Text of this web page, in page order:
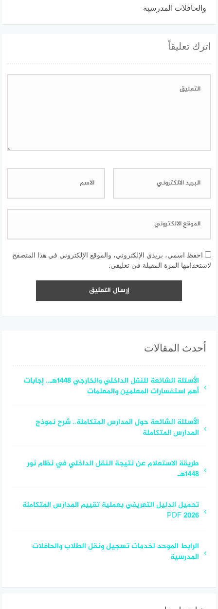
والحافلات المدرسية
اترك تعليقاً
احفظ اسمي، بريدي الإلكتروني، والموقع الإلكتروني في هذا المتصفح
لاستخدامها المرة المقبلة في تعليقي.
أحدث المقالات
الأسئلة الشائعة للنقل الداخلي والخارجي 1448هـ.. إجابات
أهم استفسارات المعلمين والمعلمات
الأسئلة الشائعة حول المدارس المتكاملة.. شرح نموذج
المدارس المتكاملة
طريقة الاستعلام عن نتيجة النقل الداخلي في نظام نور
1448هـ
تحميل الدليل التعريفي بعملية تقييم المدارس المتكاملة
2026 PDF
الرابط الموحد لخدمات تسجيل ونقل الطلاب والحافلات
المدرسية